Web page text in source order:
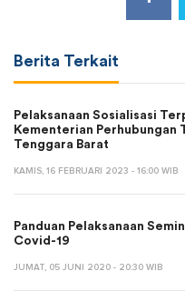
Berita Terkait
Pelaksanaan Sosialisasi
Kementerian Perhubungan
Tenggara Barat
KAMIS, 16 FEBRUARI 2023 - 16:00 WIB
Panduan Pelaksanaan
Covid-19
JUMAT, 05 JUNI 2020 - 20:30 WIB